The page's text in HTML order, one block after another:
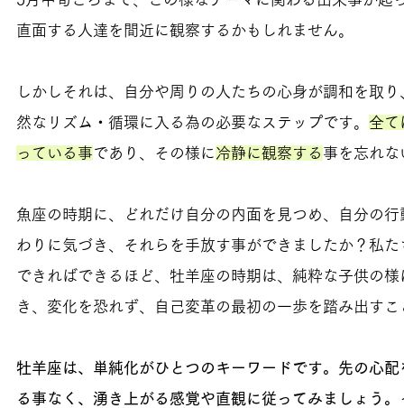
直面する人達を間近に観察するかもしれません。
しかしそれは、自分や周りの人たちの心身が調和を取
然なリズム・循環に入る為の必要なステップです。 全て
っている事であり、その様に冷静に観察する 事を忘れ
魚座の時期に、どれだけ自分の内面を見つめ、自分の
わりに気づき、それらを手放す事ができましたか？私
できればできるほど、牡羊座の時期は、純粋な子供の
き、変化を恐れず、自己変革の最初の一歩を踏み出す
牡羊座は、単純化がひとつのキーワードです。先の心
る事なく、湧き上がる感覚や直観に従ってみましょう。